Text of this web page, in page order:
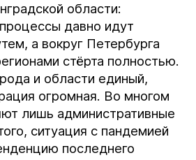
области:
давно идут
а вокруг Петербурга
стёрта полностью.
и области единый,
огромная. Во многом
лишь административные
ситуация с пандемией
последнего